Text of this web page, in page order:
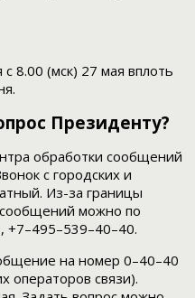
8.00 (мск) 27 мая вплоть
Президенту?
обработки сообщений
с городских и
Из-за границы
можно по
+7–495–539–40–40.
на номер 0–40–40
операторов связи).